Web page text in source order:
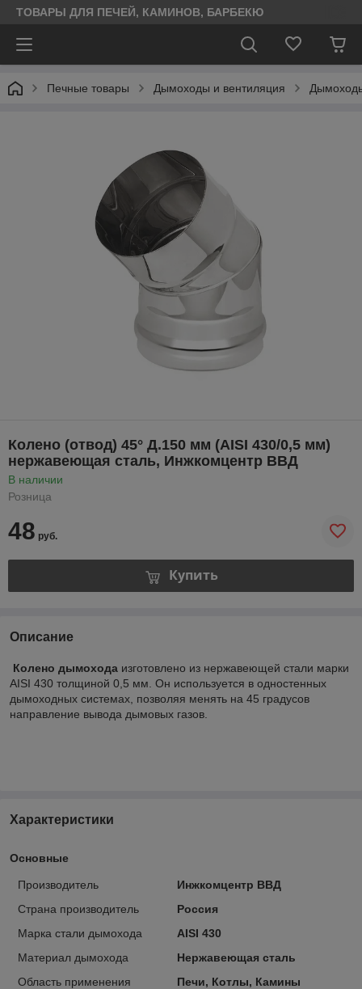
ТОВАРЫ ДЛЯ ПЕЧЕЙ, КАМИНОВ, БАРБЕКЮ
Печные товары Дымоходы и вентиляция
Колено (отвод) 45° Д.150 мм (AISI 430/0,5 мм)
нержавеющая сталь, Инжкомцентр ВВД
В наличии
Розница
48 руб.
Купить
Описание
Колено дымохода изготовлено из нержавеющей стали марки
AISI 430 толщиной 0,5 мм. Он используется в одностенных
дымоходных системах, позволяя менять на 45 градусов
направление вывода дымовых газов.
Характеристики
Основные
Производитель
Инжкомцентр ВВД
Страна производитель
Россия
Марка стали дымохода
AISI 430
Материал дымохода
Нержавеющая сталь
Область применения
Печи, Котлы, Камины